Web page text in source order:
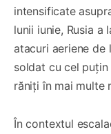
intensificate
lunii iunie, Rusia a
atacuri aeriene de
soldat cu cel
răniți în mai multe
În contextul